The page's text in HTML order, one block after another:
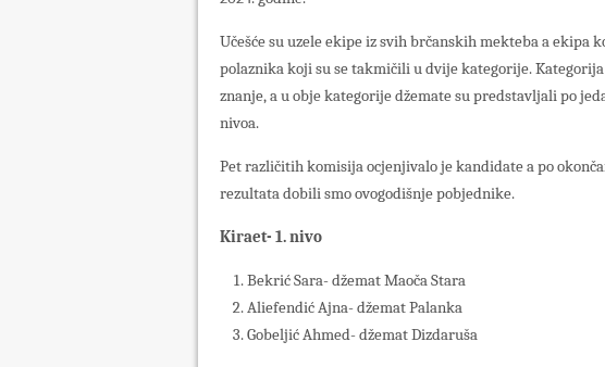
Učešće su uzele ekipe iz svih brčanskih mekteba a ekipa
polaznika koji su se takmičili u dvije kategorije.
znanje, a u obje kategorije džemate su predstavljali po
nivoa.
Pet različitih komisija ocjenjivalo je kandidate a po
rezultata dobili smo ovogodišnje pobjednike.
Kiraet- 1. nivo
Bekrić Sara- džemat Maoča Stara
Aliefendić Ajna- džemat Palanka
Gobeljić Ahmed- džemat Dizdaruša